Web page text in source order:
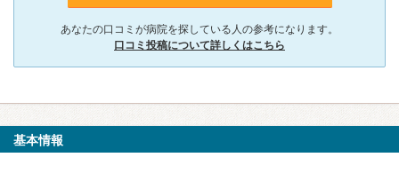
あなたの口コミが病院を探している人の参考になります。
口コミ投稿について詳しくはこちら
基本情報